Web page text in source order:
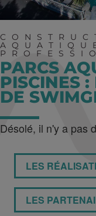
PARCS
PISCINES
DE
Désolé, il n'y a pas
LES
LES